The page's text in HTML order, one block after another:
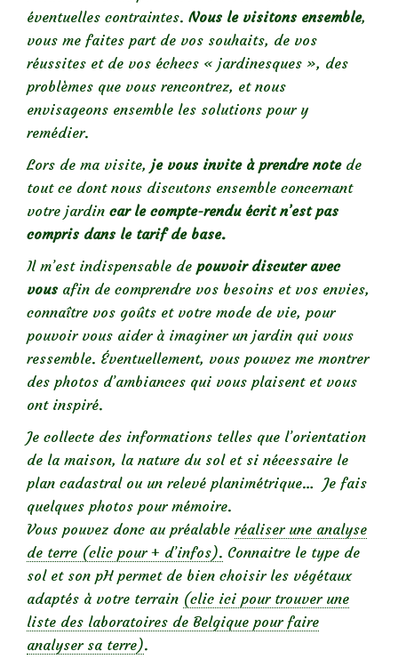
éventuelles contraintes. Nous le visitons ensemble,
vous me faites part de vos souhaits, de vos
réussites et de vos échecs « jardinesques », des
problèmes que vous rencontrez, et nous
envisageons ensemble les solutions pour y
remédier.
Lors de ma visite, je vous invite à prendre notede
tout ce dont nous discutons ensemble concernant
votre jardin car le compte-rendu écrit n’est pas
compris dans le tarif de base.
Il m’est indispensable de pouvoir discuter avec
vous afin de comprendre vos besoins et vos envies,
connaître vos goûts et votre mode de vie, pour
pouvoir vous aider à imaginer un jardin qui vous
ressemble. Éventuellement, vous pouvez me montrer
des photos d’ambiances qui vous plaisent et vous
ont inspiré.
Je collecte des informations telles que l’orientation
de la maison, la nature du sol et si nécessaire le
plan cadastral ou un relevé planimétrique… Je fais
quelques photos pour mémoire.
Vous pouvez donc au préalable réaliser une analyse
de terre (clic pour + d’infos). Connaitre le type de
sol et son pH permet de bien choisir les végétaux
adaptés à votre terrain (clic ici pour trouver une
liste des laboratoires de Belgique pour faire
analyser sa terre).